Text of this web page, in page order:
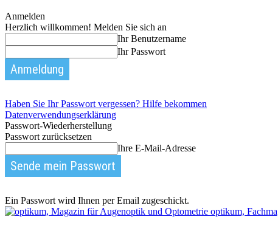
Anmelden
Herzlich willkommen! Melden Sie sich an
Ihr Benutzername
Ihr Passwort
Haben Sie Ihr Passwort vergessen? Hilfe bekommen
Datenverwendungserklärung
Passwort-Wiederherstellung
Passwort zurücksetzen
Ihre E-Mail-Adresse
Ein Passwort wird Ihnen per Email zugeschickt.
optikum,